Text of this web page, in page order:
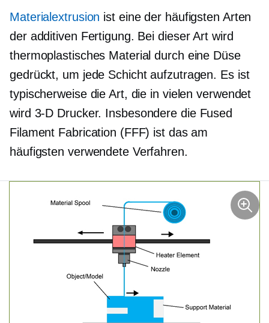
Materialextrusion ist eine der häufigsten Arten
der additiven Fertigung. Bei dieser Art wird
thermoplastisches Material durch eine Düse
gedrückt, um jede Schicht aufzutragen. Es ist
typischerweise die Art, die in vielen verwendet
wird 3-D Drucker. Insbesondere die Fused
Filament Fabrication (FFF) ist das am
häufigsten verwendete Verfahren.